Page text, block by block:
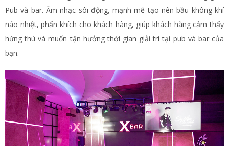
Pub và bar. Âm nhạc sôi động, mạnh mẽ tạo nên bầu không khí
náo nhiệt, phấn khích cho khách hàng, giúp khách hàng cảm thấy
hứng thú và muốn tận hưởng thời gian giải trí tại pub và bar của
bạn.